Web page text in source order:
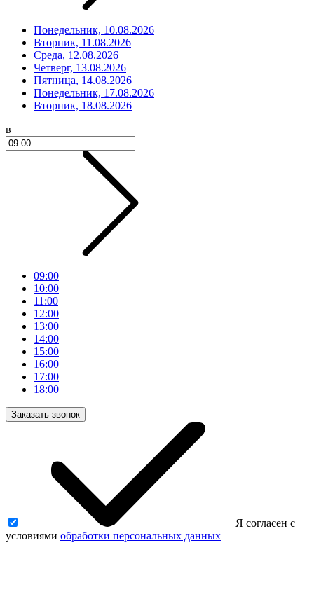
Понедельник, 10.08.2026
Вторник, 11.08.2026
Среда, 12.08.2026
Четверг, 13.08.2026
Пятница, 14.08.2026
Понедельник, 17.08.2026
Вторник, 18.08.2026
в
09:00
10:00
11:00
12:00
13:00
14:00
15:00
16:00
17:00
18:00
Заказать звонок
Я согласен с
условиями обработки персональных данных